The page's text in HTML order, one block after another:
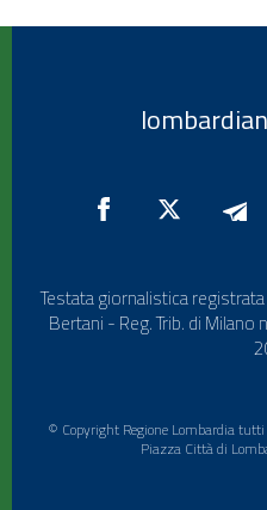
Testata giornalistica
Bertani - Reg. Trib. di
© Copyright Regione Lombardia
Piazza Città di